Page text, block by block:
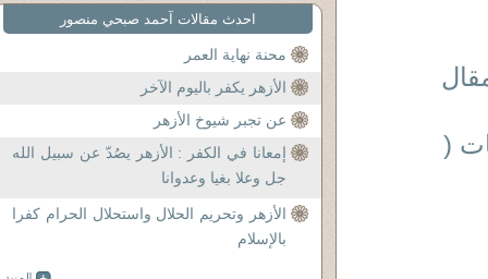
(
احدث مقالات آحمد صبحي منصور
محنة نهاية العمر
الأزهر يكفر باليوم الآخر
عن تجبر شيوخ الأزهر
إمعانا في الكفر : الأزهر يصُدّ عن سبيل الله
جل وعلا بغيا وعدوانا
الأزهر وتحريم الحلال واستحلال الحرام كفرا
بالإسلام